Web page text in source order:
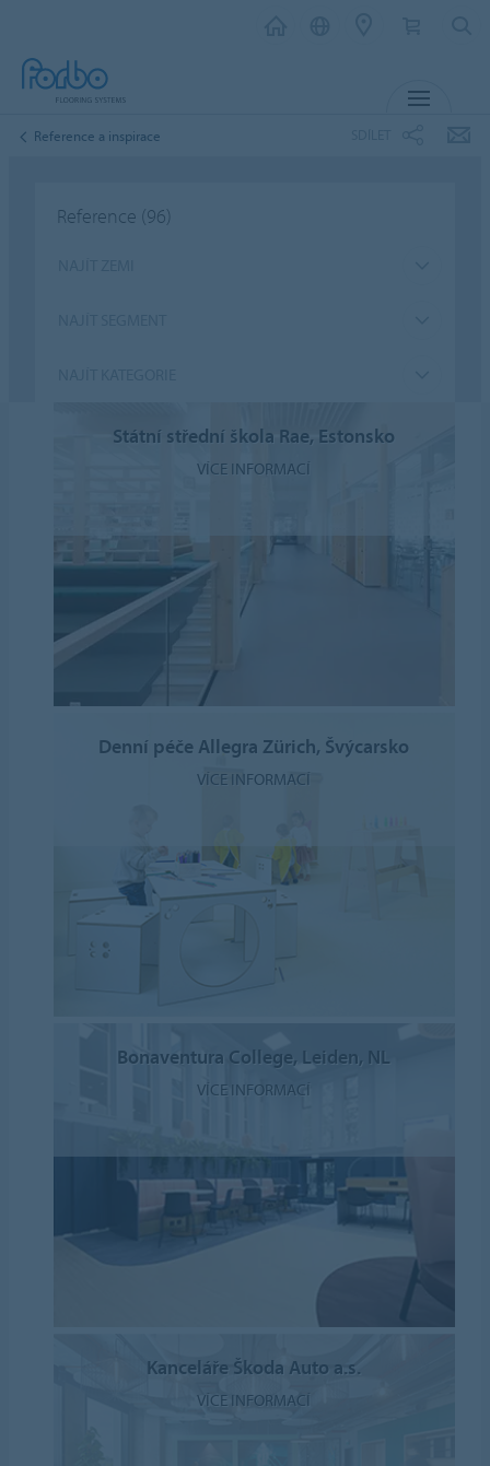
Reference a inspirace
Reference (96)
Státní střední škola Rae, Estonsko
VÍCE INFORMACÍ
Denní péče Allegra Zürich, Švýcarsko
VÍCE INFORMACÍ
Bonaventura College, Leiden, NL
VÍCE INFORMACÍ
Kanceláře Škoda Auto a.s.
VÍCE INFORMACÍ